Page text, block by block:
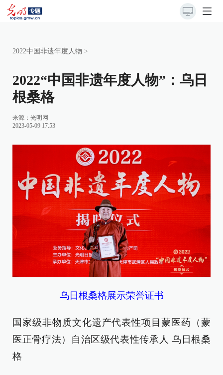
2022中国非遗年度人物 >
2022“中国非遗年度人物”：乌日
根桑格
来源： 光明网
2023-05-09 17:53
乌日根桑格展示荣誉证书
国家级非物质文化遗产代表性项目蒙医药（蒙
医正骨疗法）自治区级代表性传承人 乌日根桑
格